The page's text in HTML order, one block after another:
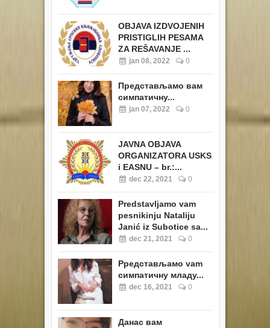
OBJAVA IZDVOJENIH
PRISTIGLIH PESAMA
ZA REŠAVANJE ...
jan 08, 2022 0
Представљамо вам
симпатичну...
jan 07, 2022 0
JAVNA OBJAVA
ORGANIZATORA USKS
i EASNU – br.:...
dec 22, 2021 0
Predstavljamo vam
pesnikinju Nataliju
Janić iz Subotice sa...
dec 21, 2021 0
Pредстављамо vam
симпатичну младу...
dec 16, 2021 0
Данас вам